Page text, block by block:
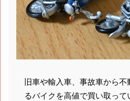
旧車や輸入車、事故車から
るバイクを高値で買い取って